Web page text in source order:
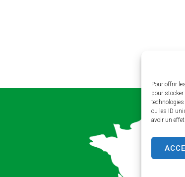
Pour offrir
pour
ou les ID
avoir un